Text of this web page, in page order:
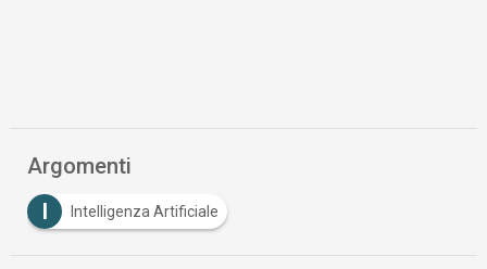
Argomenti
I
Intelligenza Artificiale